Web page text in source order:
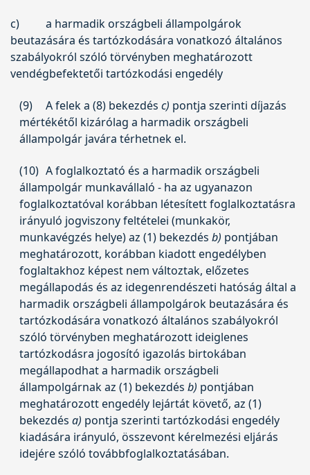
c)
a harmadik országbeli állampolgárok
beutazására és tartózkodására vonatkozó általános
szabályokról szóló törvényben meghatározott
vendégbefektetői tartózkodási engedély
(9) A felek a (8) bekezdésc) pontja szerinti díjazás
mértékétől kizárólag a harmadik országbeli
állampolgár javára térhetnek el.
(10) A foglalkoztató és a harmadik országbeli
állampolgár munkavállaló - ha az ugyanazon
foglalkoztatóval korábban létesített foglalkoztatásra
irányuló jogviszony feltételei (munkakör,
munkavégzés helye) az (1) bekezdés b) pontjában
meghatározott, korábban kiadott engedélyben
foglaltakhoz képest nem változtak, előzetes
megállapodás és az idegenrendészeti hatóság által a
harmadik országbeli állampolgárok beutazására és
tartózkodására vonatkozó általános szabályokról
szóló törvényben meghatározott ideiglenes
tartózkodásra jogosító igazolás birtokában
megállapodhat a harmadik országbeli
állampolgárnak az (1) bekezdés b) pontjában
meghatározott engedély lejártát követő, az (1)
bekezdés a) pontja szerinti tartózkodási engedély
kiadására irányuló, összevont kérelmezési eljárás
idejére szóló továbbfoglalkoztatásában.